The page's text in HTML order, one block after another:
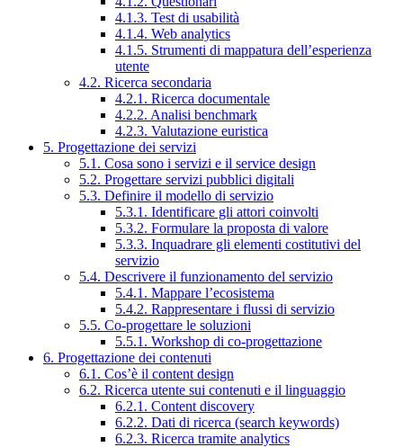
4.1.3. Test di usabilità
4.1.4. Web analytics
4.1.5. Strumenti di mappatura dell’esperienza
utente
4.2. Ricerca secondaria
4.2.1. Ricerca documentale
4.2.2. Analisi benchmark
4.2.3. Valutazione euristica
5. Progettazione dei servizi
5.1. Cosa sono i servizi e il service design
5.2. Progettare servizi pubblici digitali
5.3. Definire il modello di servizio
5.3.1. Identificare gli attori coinvolti
5.3.2. Formulare la proposta di valore
5.3.3. Inquadrare gli elementi costitutivi del
servizio
5.4. Descrivere il funzionamento del servizio
5.4.1. Mappare l’ecosistema
5.4.2. Rappresentare i flussi di servizio
5.5. Co-progettare le soluzioni
5.5.1. Workshop di co-progettazione
6. Progettazione dei contenuti
6.1. Cos’è il content design
6.2. Ricerca utente sui contenuti e il linguaggio
6.2.1. Content discovery
6.2.2. Dati di ricerca (search keywords)
6.2.3. Ricerca tramite analytics